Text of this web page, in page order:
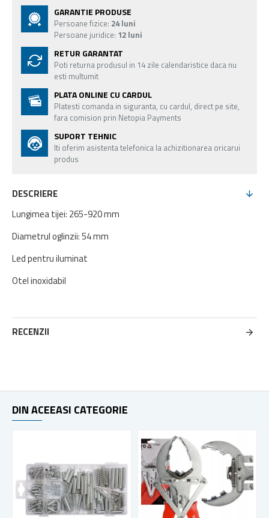
GARANTIE PRODUSE
Persoane fizice: 24 luni
Persoane juridice: 12 luni
RETUR GARANTAT
Poti returna produsul in 14 zile calendaristice daca nu
esti multumit
PLATA ONLINE CU CARDUL
Platesti comanda in siguranta, cu cardul, direct pe site,
fara comision prin Netopia Payments
SUPORT TEHNIC
Iti oferim asistenta telefonica la achizitionarea oricarui
produs
DESCRIERE
Lungimea tijei: 265-920 mm
Diametrul oglinzii: 54 mm
Led pentru iluminat
Otel inoxidabil
RECENZII
DIN ACEEASI CATEGORIE